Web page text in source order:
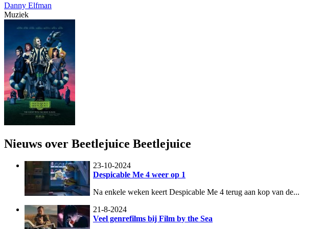
Danny Elfman
Muziek
Nieuws over Beetlejuice Beetlejuice
23-10-2024
Despicable Me 4 weer op 1
Na enkele weken keert Despicable Me 4 terug aan kop van de...
21-8-2024
Veel genrefilms bij Film by the Sea